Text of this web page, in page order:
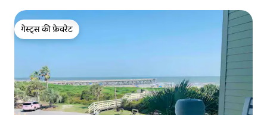
गेस्ट्स की फ़ेवरेट
गेस्ट्स की फ़ेवरेट